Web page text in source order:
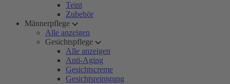
Teint
Zubehör
Männerpflege
Alle anzeigen
Gesichtspflege
Alle anzeigen
Anti-Aging
Gesichtscreme
Gesichtsreinigung